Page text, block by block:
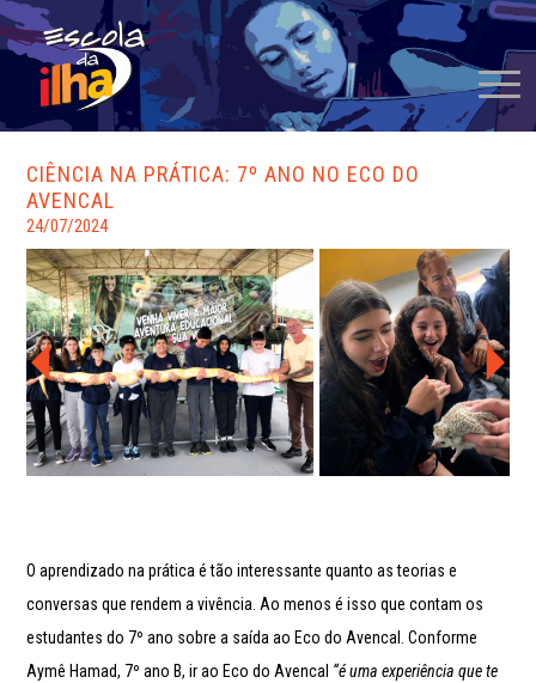
CIÊNCIA NA PRÁTICA: 7º ANO NO ECO DO
AVENCAL
24/07/2024
O aprendizado na prática é tão interessante quanto as teorias e
conversas que rendem a vivência. Ao menos é isso que contam os
estudantes do 7º ano sobre a saída ao Eco do Avencal. Conforme
Aymê Hamad, 7º ano B, ir ao Eco do Avencal “é uma experiência que te